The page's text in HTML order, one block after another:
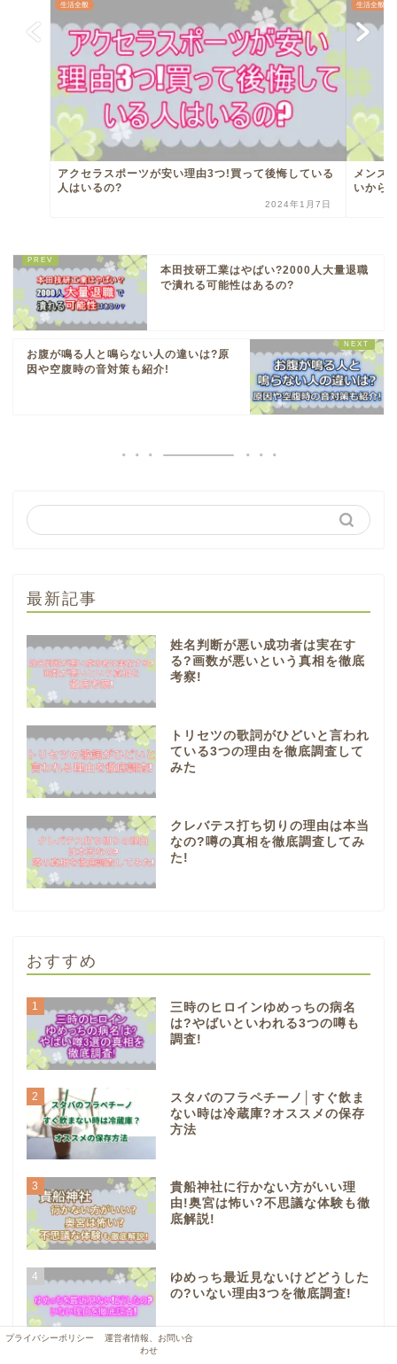
生活全般
アクセラスポーツが安い理由3つ!買って後悔している
人はいるの?
2024年1月7日
生活全般
メンズ
いから
本田技研工業はやばい?2000人大量退職
で潰れる可能性はあるの?
お腹が鳴る人と鳴らない人の違いは?原
因や空腹時の音対策も紹介!
最新記事
姓名判断が悪い成功者は実在す
る?画数が悪いという真相を徹底
考察!
トリセツの歌詞がひどいと言われ
ている3つの理由を徹底調査して
みた
クレバテス打ち切りの理由は本当
なの?噂の真相を徹底調査してみ
た!
おすすめ
1
三時のヒロインゆめっちの病名
は?やばいといわれる3つの噂も
調査!
2
スタバのフラペチーノ│すぐ飲ま
ない時は冷蔵庫?オススメの保存
方法
3
貴船神社に行かない方がいい理
由!奥宮は怖い?不思議な体験も徹
底解説!
4
ゆめっち最近見ないけどどうした
の?いない理由3つを徹底調査!
プライバシーポリシー
運営者情報、お問い合
わせ